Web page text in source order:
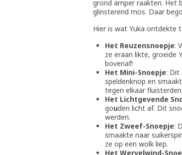
grond amper raakten. Het
glinsterend mos. Daar
Hier is wat Yuka ontdekte
Het Reuzensnoepje:
ze eraan likte, groeide
bovenaf!
Het Mini-Snoepje: Dit
speldenknop en
tegen elkaar
Het Lichtgevende
gouden licht af. Dit
werden.
Het Zweef-Snoepje:
smaakte naar
ze op een wolk liep.
Het Wervelwind-